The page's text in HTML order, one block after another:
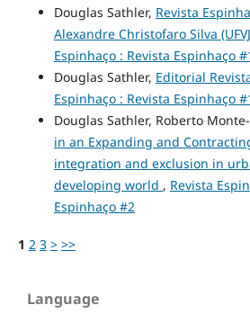
Douglas Sathler, Revista
Alexandre Christofaro Silva
Espinhaço : Revista Espinhaço
Douglas Sathler, Editorial
Espinhaço : Revista Espinhaço
Douglas Sathler, Roberto
in an Expanding and
integration and exclusion in
developing world , Revista
Espinhaço #2
1 2 3 > >>
Language